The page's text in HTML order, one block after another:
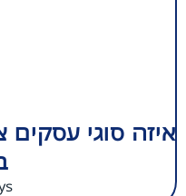
איזה סוגי עסקים